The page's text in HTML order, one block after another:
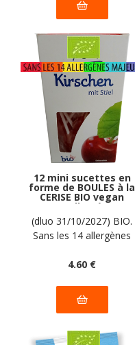
12 mini sucettes en
forme de BOULES à la
CERISE BIO vegan
sans allergènes
Biovita : 50 grammes
(dluo 31/10/2027) BIO.
Sans les 14 allergènes
4.60 €